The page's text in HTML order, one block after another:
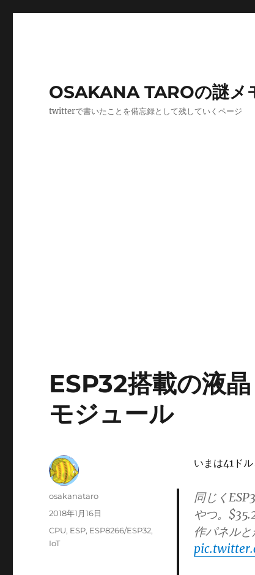
OSAKANA TAROの謎メ
twitterで書いたことを備忘録として残していくページ
ESP32搭載の液
モジュール
いまは41ド
同じく
やつ。
作パネル
投
osakanataro
投
2018年1月16日
カ
テ
CPU, ESP, ESP8266/ESP32,
IoT